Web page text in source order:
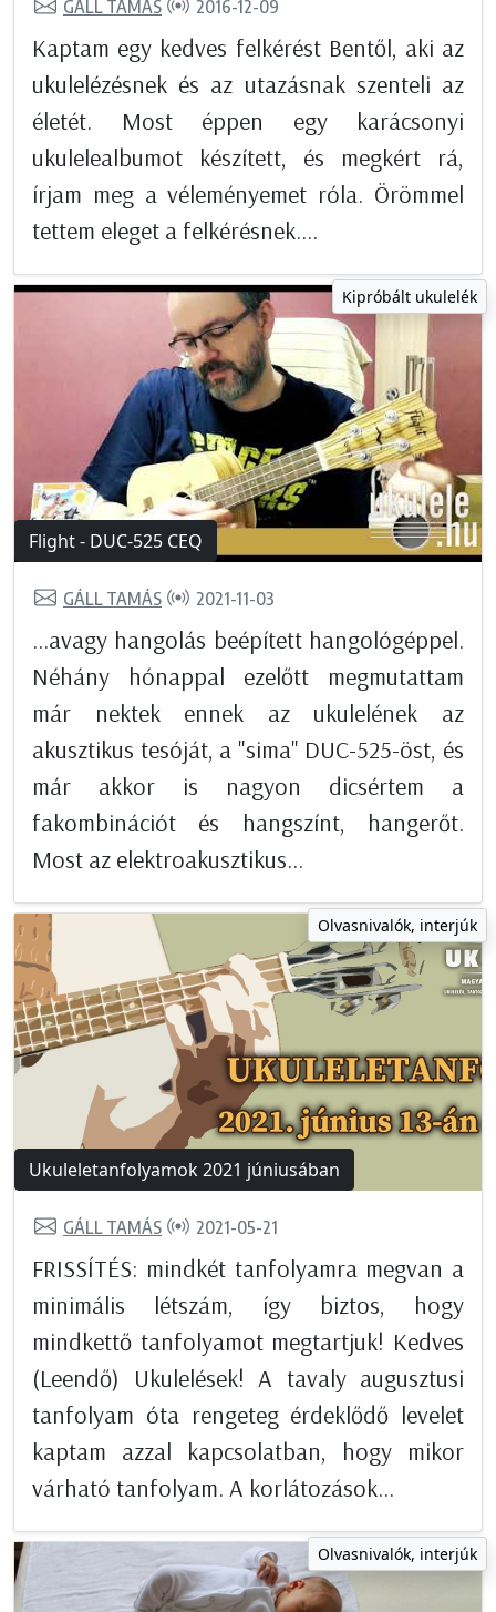
GÁLL TAMÁS 2016-12-09
Kaptam egy kedves felkérést Bentől, aki az
ukulelézésnek és az utazásnak szenteli az
életét. Most éppen egy karácsonyi
ukulelealbumot készített, és megkért rá,
írjam meg a véleményemet róla. Örömmel
tettem eleget a felkérésnek....
Kipróbált ukulelék
Flight - DUC-525 CEQ
GÁLL TAMÁS 2021-11-03
...avagy hangolás beépített hangológéppel.
Néhány hónappal ezelőtt megmutattam
már nektek ennek az ukulelének az
akusztikus tesóját, a "sima" DUC-525-öst, és
már akkor is nagyon dicsértem a
fakombinációt és hangszínt, hangerőt.
Most az elektroakusztikus...
Olvasnivalók, interjúk
Ukuleletanfolyamok 2021 júniusában
GÁLL TAMÁS 2021-05-21
FRISSÍTÉS: mindkét tanfolyamra megvan a
minimális létszám, így biztos, hogy
mindkettő tanfolyamot megtartjuk! Kedves
(Leendő) Ukulelések! A tavaly augusztusi
tanfolyam óta rengeteg érdeklődő levelet
kaptam azzal kapcsolatban, hogy mikor
várható tanfolyam. A korlátozások...
Olvasnivalók, interjúk